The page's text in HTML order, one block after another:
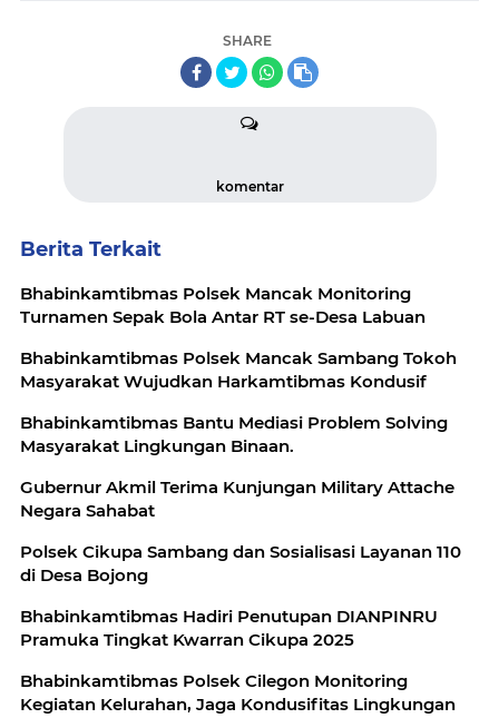
SHARE
komentar
Berita Terkait
Bhabinkamtibmas Polsek Mancak Monitoring
Turnamen Sepak Bola Antar RT se-Desa Labuan
Bhabinkamtibmas Polsek Mancak Sambang Tokoh
Masyarakat Wujudkan Harkamtibmas Kondusif
Bhabinkamtibmas Bantu Mediasi Problem Solving
Masyarakat Lingkungan Binaan.
Gubernur Akmil Terima Kunjungan Military Attache
Negara Sahabat
Polsek Cikupa Sambang dan Sosialisasi Layanan 110
di Desa Bojong
Bhabinkamtibmas Hadiri Penutupan DIANPINRU
Pramuka Tingkat Kwarran Cikupa 2025
Bhabinkamtibmas Polsek Cilegon Monitoring
Kegiatan Kelurahan, Jaga Kondusifitas Lingkungan